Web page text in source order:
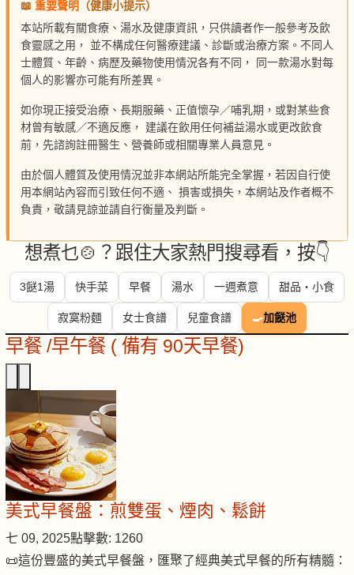
📖 重要聲明
（健康小提示）
本站所載有關食療、湯水及健康資訊，只供讀者作一般參考及飲
食靈感之用， 並不構成任何醫療建議、診斷或治療方案。不同人
士體質、年齡、病歷及藥物使用情況各有不同， 同一款湯水對每
個人的影響亦可能有所差異。
如你現正接受治療、長期服藥、正值懷孕／哺乳期，或對某些食
材曾有敏感／不適反應， 建議在飲用任何補益湯水或更改飲食
前，先諮詢註冊醫生、營養師或相關專業人員意見。
由於個人體質及使用情況並非本網站所能完全掌握，若因自行使
用本網站內容而引致任何不適、 損害或損失，本網站及作者概不
負責，敬請見諒並請自行衡量及判斷。
想煮乜🍲？跟住大家熱門搜尋看，按👇
3餸1湯 快手菜 早餐 湯水 一週煮意 甜品・小食
寂寞粉麵 女士食譜 兒童食譜 🍳加餸池
早餐 /早午餐 ( 備有 90天早餐)
美式早餐盤：煎雙蛋、煙肉、鬆餅
七 09, 2025點擊數: 1260
📜這份豐盛的美式早餐盤，匯聚了經典美式早餐的所有精髓：